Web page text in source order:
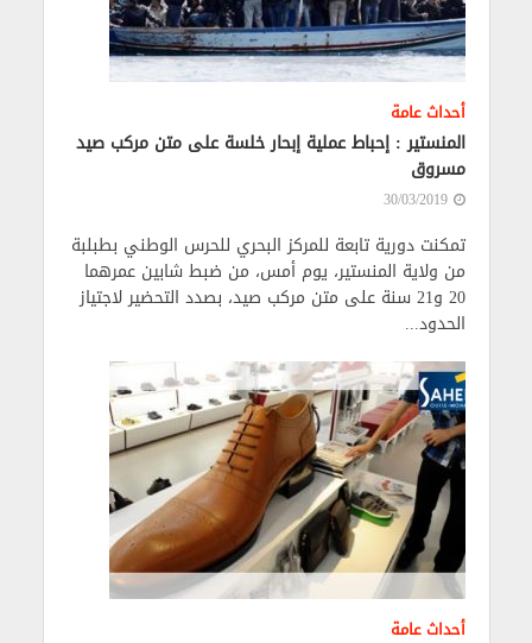
أحداث عامة
المنستير : إحباط عملية إبحار خلسة على متن مركب صيد
مسروق
30/03/2019
تمكنت دورية تابعة للمركز البحري للحرس الوطني بطبلبة
من ولاية المنستير، يوم أمس، من ضبط شابين عمرهما
20 و21 سنة على متن مركب صيد، بصدد التحضير لاجتياز
الحدود...
أحداث عامة